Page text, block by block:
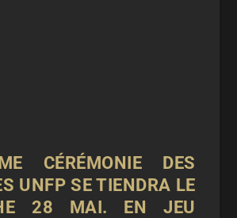
CÉRÉMONIE DES
UNFP SE TIENDRA LE
28 MAI. EN JEU